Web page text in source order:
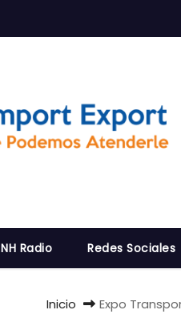
NH Radio Redes Sociales
Inicio Expo